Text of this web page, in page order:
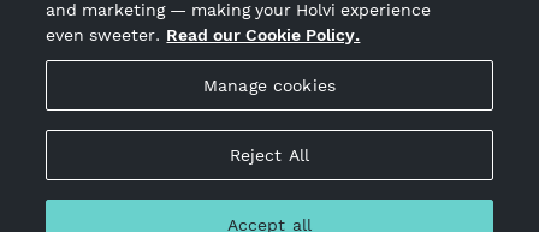
Hosted by Holvi
Holvi Payment Services Ltd is regulated by the Financial
© 2026 Holvi Payment Services Ltd.
and marketing — making your Holvi experience
even sweeter. Read our Cookie Policy.
Manage cookies
Reject All
Accept all